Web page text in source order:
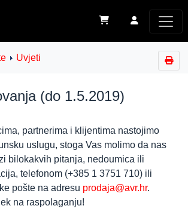
Uvjeti
(do 1.5.2019)
partnerima i klijentima nastojimo
uslugu, stoga Vas molimo da nas
bilokakvih pitanja, nedoumica ili
telefonom (+385 1 3751 710) ili
pošte na adresu prodaja@avr.hr.
na raspolaganju!